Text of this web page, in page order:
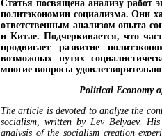
Статья посвящена анализу работ
политэкономии социализма. Они
ответственным анализом опыта
и Китае. Подчеркивается, что
продвигает развитие
возможных путях
многие вопросы
Political Economy
The article is devoted to analyze the
socialism, written by Lev Belyaev.
analysis of the socialism creation